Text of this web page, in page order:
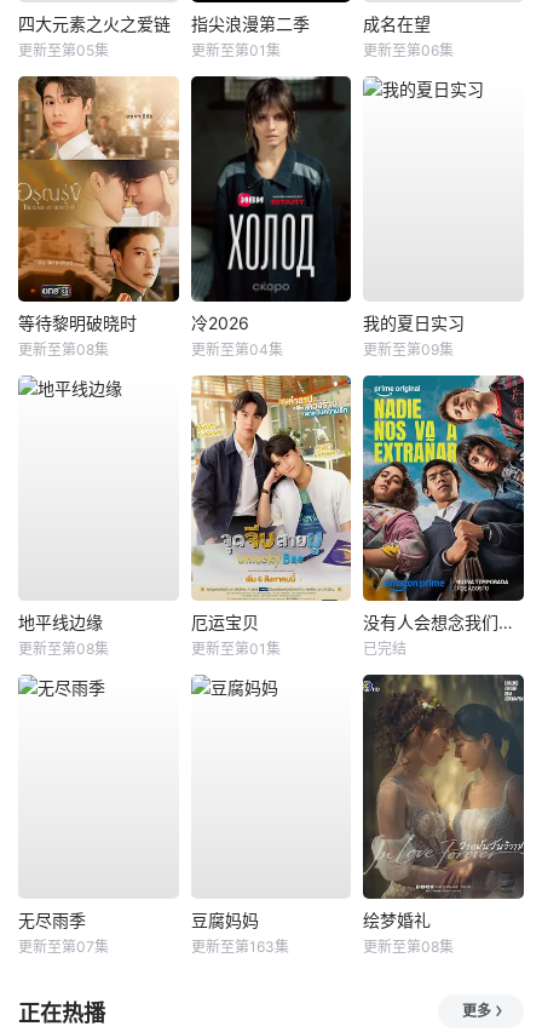
四大元素之火之爱链
更新至第05集
指尖浪漫第二季
更新至第01集
成名在望
更新至第06集
等待黎明破晓时
更新至第08集
冷2026
更新至第04集
我的夏日实习
更新至第09集
地平线边缘
更新至第08集
厄运宝贝
更新至第01集
没有人会想念我们第二季
已完结
无尽雨季
更新至第07集
豆腐妈妈
更新至第163集
绘梦婚礼
更新至第08集
正在热播 更多